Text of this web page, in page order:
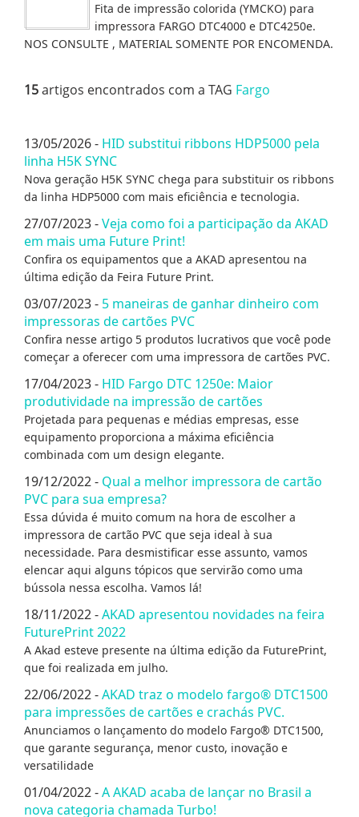
Fita de impressão colorida (YMCKO) para
impressora FARGO DTC4000 e DTC4250e.
NOS CONSULTE , MATERIAL SOMENTE POR ENCOMENDA.
15artigos encontrados com a TAG Fargo
13/05/2026 - HID substitui ribbons HDP5000 pela
linha H5K SYNC
Nova geração H5K SYNC chega para substituir os ribbons
da linha HDP5000 com mais eficiência e tecnologia.
27/07/2023 -Veja como foi a participação da AKAD
em mais uma Future Print!
Confira os equipamentos que a AKAD apresentou na
última edição da Feira Future Print.
03/07/2023 - 5 maneiras de ganhar dinheiro com
impressoras de cartões PVC
Confira nesse artigo 5 produtos lucrativos que você pode
começar a oferecer com uma impressora de cartões PVC.
17/04/2023 - HID Fargo DTC 1250e: Maior
produtividade na impressão de cartões
Projetada para pequenas e médias empresas, esse
equipamento proporciona a máxima eficiência
combinada com um design elegante.
19/12/2022 - Qual a melhor impressora de cartão
PVC para sua empresa?
Essa dúvida é muito comum na hora de escolher a
impressora de cartão PVC que seja ideal à sua
necessidade. Para desmistificar esse assunto, vamos
elencar aqui alguns tópicos que servirão como uma
bússola nessa escolha. Vamos lá!
18/11/2022 -AKAD apresentou novidades na feira
FuturePrint 2022
A Akad esteve presente na última edição da FuturePrint,
que foi realizada em julho.
22/06/2022 -AKAD traz o modelo fargo® DTC1500
para impressões de cartões e crachás PVC.
Anunciamos o lançamento do modelo Fargo® DTC1500,
que garante segurança, menor custo, inovação e
versatilidade
01/04/2022 -A AKAD acaba de lançar no Brasil a
nova categoria chamada Turbo!